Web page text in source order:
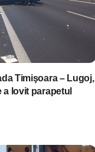
Timişoara – Lugoj,
lovit parapetul